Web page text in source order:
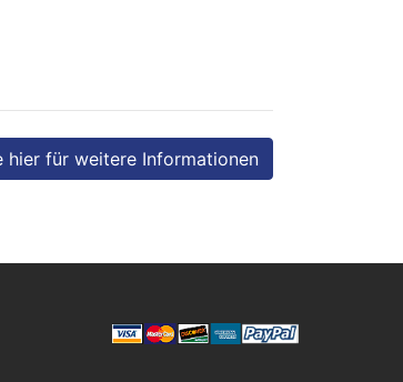
hier für weitere Informationen